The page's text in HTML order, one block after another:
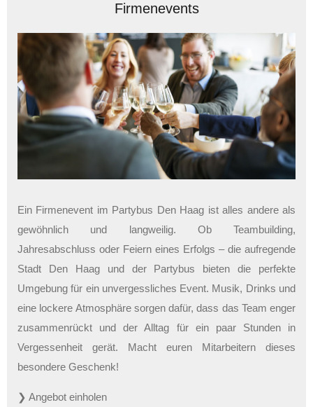
Firmenevents
Ein Firmenevent im Partybus Den Haag ist alles andere als
gewöhnlich und langweilig. Ob Teambuilding,
Jahresabschluss oder Feiern eines Erfolgs – die aufregende
Stadt Den Haag und der Partybus bieten die perfekte
Umgebung für ein unvergessliches Event. Musik, Drinks und
eine lockere Atmosphäre sorgen dafür, dass das Team enger
zusammenrückt und der Alltag für ein paar Stunden in
Vergessenheit gerät. Macht euren Mitarbeitern dieses
besondere Geschenk!
❯ Angebot einholen